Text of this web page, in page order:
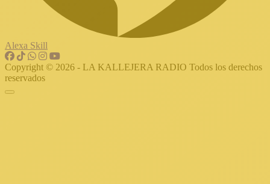
Alexa Skill
Copyright © 2026 - LA KALLEJERA RADIO Todos los derechos
reservados